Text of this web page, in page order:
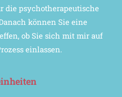
die psychotherapeutische
können Sie eine
ob Sie sich mit mir auf
einlassen.